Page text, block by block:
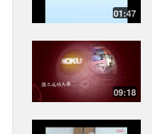
01:47
09:18